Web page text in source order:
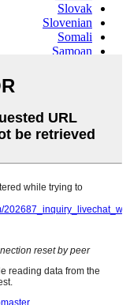
Slovak
Slovenian
Somali
Samoan
Swahili
Tajik
Telugu
Ukrainian
Urdu
Welsh
Xhosa
Yiddish